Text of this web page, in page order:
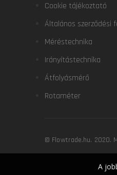
Cookie tájékoztató
Általános szerződési
Méréstechnika
Irányítástechnika
Átfolyásmérő
Rotaméter
© Flowtrade.hu. 2020.
A